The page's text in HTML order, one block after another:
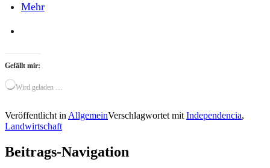
Mehr
Gefällt mir:
Wird geladen …
Veröffentlicht in AllgemeinVerschlagwortet mit Independencia,
Landwirtschaft
Beitrags-Navigation